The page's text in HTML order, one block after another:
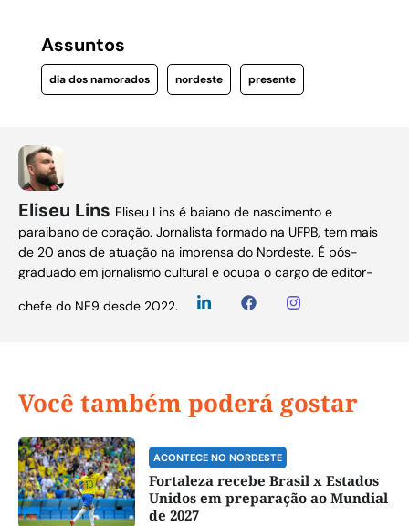
Assuntos
dia dos namorados nordeste presente
Eliseu Lins Eliseu Lins é baiano de nascimento e
paraibano de coração. Jornalista formado na UFPB, tem mais
de 20 anos de atuação na imprensa do Nordeste. É pós-
graduado em jornalismo cultural e ocupa o cargo de editor-
chefe do NE9 desde 2022.
Você também poderá gostar
ACONTECE NO NORDESTE
Fortaleza recebe Brasil x Estados
Unidos em preparação ao Mundial
de 2027